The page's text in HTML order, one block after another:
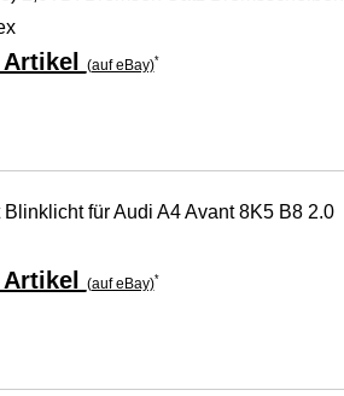
(auf eBay)*
für Audi A4 Avant 8K5 B8 2.0
(auf eBay)*